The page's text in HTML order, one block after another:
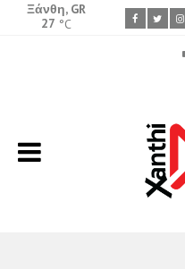
Ξάνθη, GR
27 °C